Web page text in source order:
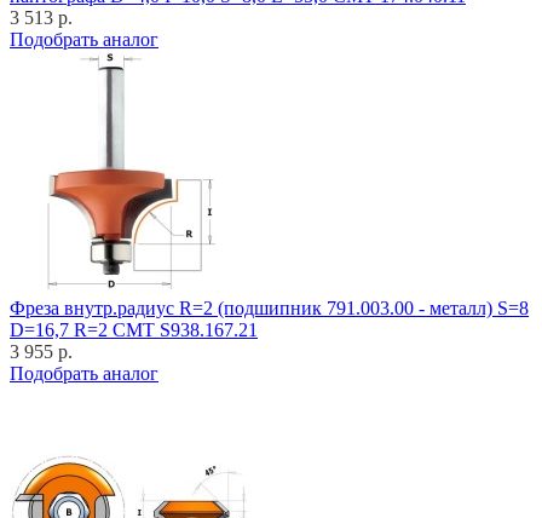
3 513 р.
Подобрать аналог
Фреза внутр.радиус R=2 (подшипник 791.003.00 - металл) S=8
D=16,7 R=2 CMT S938.167.21
3 955 р.
Подобрать аналог